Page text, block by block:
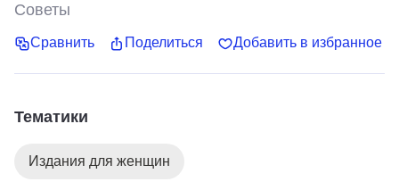
Советы
Сравнить Поделиться Добавить в избранное
Тематики
Издания для женщин